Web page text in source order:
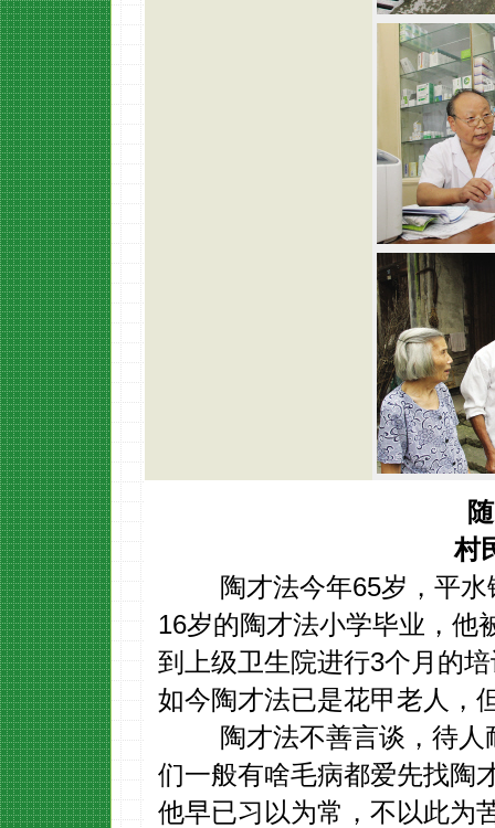
村民
陶才法今年65岁，平水
16岁的陶才法小学毕业，他
到上级卫生院进行3个月的
如今陶才法已是花甲老人，
陶才法不善言谈，待人
们一般有啥毛病都爱先找陶
他早已习以为常，不以此为